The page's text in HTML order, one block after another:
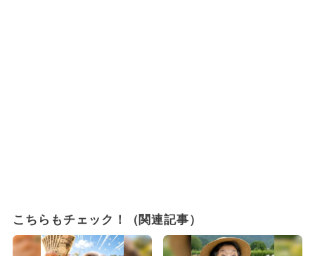
こちらもチェック！（関連記事）